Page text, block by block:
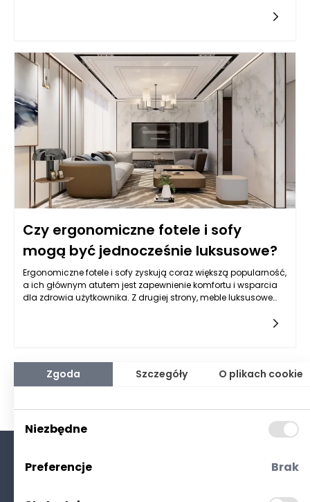
przeprowadza wstępną ocenę stanu pacjenta oraz kieruje go
na dalsze badania. W Warszawie dostępna jest szeroka
gama specjalistów onkologicznych, którzy w razie potrzeby
wykonują badania przesiewowe, takie jak mammografia czy
kolonoskopia, w celu identyfikacji nieprawidłowości. Warto
zauważyć, że wczesna diagnoza może znacząco wpłynąć na
dalszy proces leczenia, a zatem szybkie zareagowanie na
niepokojące objawy ma kluczowe znaczenie.
Czy ergonomiczne fotele i sofy
mogą być jednocześnie luksusowe?
Ergonomiczne fotele i sofy zyskują coraz większą popularność,
a ich głównym atutem jest zapewnienie komfortu i wsparcia
dla zdrowia użytkownika. Z drugiej strony, meble luksusowe
materiały. Od wieków luksus i komfort były ze sobą powiązane,
pokazują, że ergonomiczne meble mogą być jednocześnie
eleganckie i pożądane, łącząc zaawansowaną technologię z
estetyką.
Zgoda Szczegóły O plikach cookie
Niezbędne
Preferencje Brak